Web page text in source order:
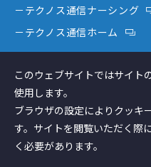
－テクノス通信ナーシング
－テクノス通信ホーム
コラム
個人情報保護方針
このウェブサイトではサイト
使用します。
ブラウザの設定によりクッキ
す。サイトを閲覧いただく際
く必要があります。